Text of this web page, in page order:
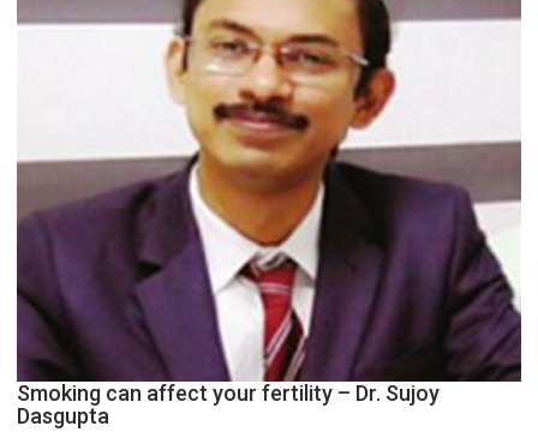
Smoking can affect your fertility – Dr. Sujoy
Dasgupta